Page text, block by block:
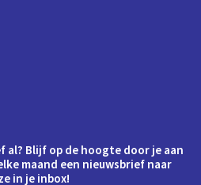
al? Blijf op de hoogte door je aan
maand een nieuwsbrief naar
in je inbox!